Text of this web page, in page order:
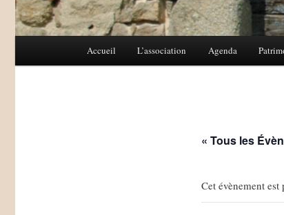
Aller
Aller
Accueil L’association Agenda
« Tous les
Cet évènement est